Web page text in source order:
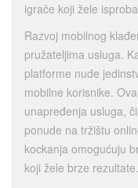
igrače koji žele
Razvoj mobilnog
pružateljima usluga.
platforme nude
mobilne korisnike.
unapređenja usluga,
ponude na tržištu
kockanja omogućuju
koji žele brze rezultate.